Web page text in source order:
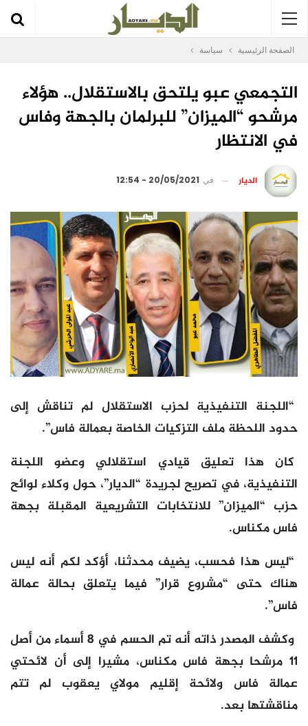
الصفحة الرئيسية سياسة
التجمعي عبو يلتحق بالاستقلال.. هؤلاء
مرشحو “الميزان” للبرلمان بالجهة وفاس
في الانتظار
الديار في 20/05/2021 - 12:54
“اللجنة التنفيذية لحزب الاستقلال لم تناقش إلى
حدود اللحظة ملف التزكيات الخاصة بعمالة فاس”.
كان هذا تعليق قيادي استقلالي وعضو اللجنة
التنفيذية، في تصريح لجريدة “الديار”، حول وكلاء لوائح
حزب “الميزان” للانتخابات التشريعية المقبلة بجهة
فاس مكناس.
“ليس هذا فحسب، يضيف محدثنا، أؤكد لكم أنه ليس
هناك حتى “مشروع قرار” فيما يتعلق بحالة عمالة
فاس”.
وكشف المصدر ذاته أنه تم الحسم في 8 أسماء من أصل
11 مرشحا بجهة فاس مكناس، مشيرا إلى أن لائحتي
عمالة فاس ولائحة إقليم مولاي يعقوب لم تتم
مناقشتها بعد.